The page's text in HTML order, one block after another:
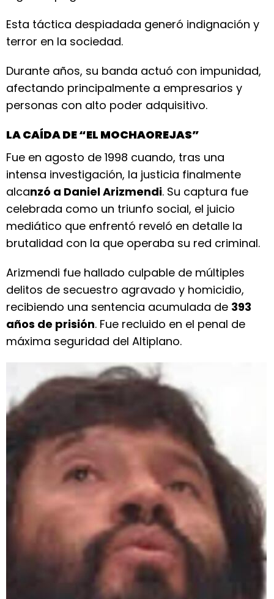
Esta táctica despiadada generó indignación y
terror en la sociedad.
Durante años, su banda actuó con impunidad,
afectando principalmente a empresarios y
personas con alto poder adquisitivo.
LA CAÍDA DE “EL MOCHAOREJAS”
Fue en agosto de 1998 cuando, tras una
intensa investigación, la justicia finalmente
alcanzó a Daniel Arizmendi. Su captura fue
celebrada como un triunfo social, el juicio
mediático que enfrentó reveló en detalle la
brutalidad con la que operaba su red criminal.
Arizmendi fue hallado culpable de múltiples
delitos de secuestro agravado y homicidio,
recibiendo una sentencia acumulada de 393
años de prisión. Fue recluido en el penal de
máxima seguridad del Altiplano.